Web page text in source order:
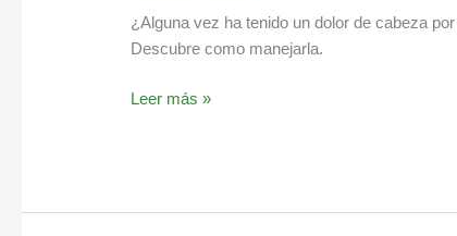
¿Alguna vez ha tenido un dolor de cabeza
Descubre como manejarla.
Leer más »